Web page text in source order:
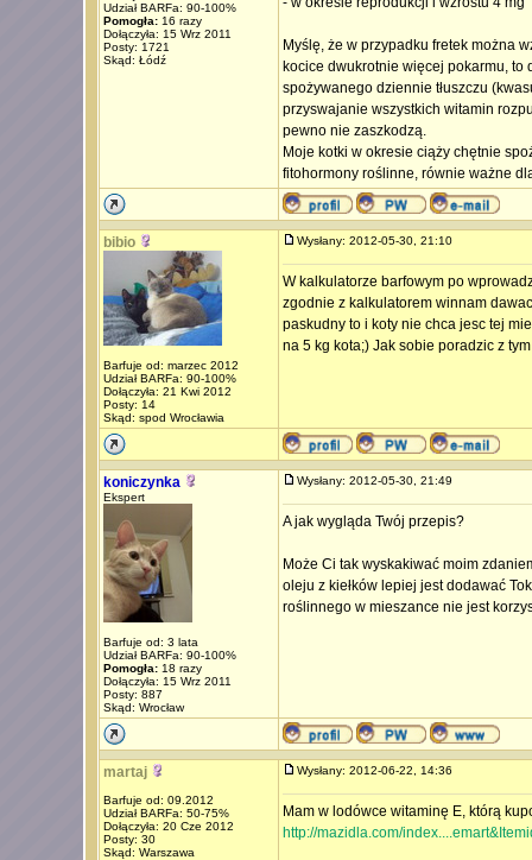
Udział BARFa: 90-100%
Pomogła:16 razy
Dołączyła: 15 Wrz 2011
Posty: 1721
Skąd: Łódź
Myślę, że w przypadku fretek można
kocice dwukrotnie więcej pokarmu,
spożywanego dziennie tłuszczu
przyswajanie wszystkich witamin
pewno nie zaszkodzą.
Moje kotki w okresie ciąży chętnie
fitohormony roślinne, równie ważne
bibio
Barfuje od: marzec 2012
Udział BARFa: 90-100%
Dołączyła: 21 Kwi 2012
Posty: 14
Skąd: spod Wrocławia
Wysłany: 2012-05-30, 21:10
W kalkulatorze barfowym po
zgodnie z kalkulatorem winnam
paskudny to i koty nie chca jesc tej
na 5 kg kota;) Jak sobie poradzic z
koniczynka
Ekspert
Barfuje od: 3 lata
Udział BARFa: 90-100%
Pomogła:18 razy
Dołączyła: 15 Wrz 2011
Posty: 887
Skąd: Wrocław
Wysłany: 2012-05-30, 21:49
A jak wygląda Twój przepis?
Może Ci tak wyskakiwać moim
oleju z kiełków lepiej jest dodawać
roślinnego w mieszance nie jest
martaj
Barfuje od: 09.2012
Udział BARFa: 50-75%
Dołączyła: 20 Cze 2012
Posty: 30
Skąd: Warszawa
Wysłany: 2012-06-22, 14:36
Mam w lodówce witaminę E, którą
http://mazidla.com/